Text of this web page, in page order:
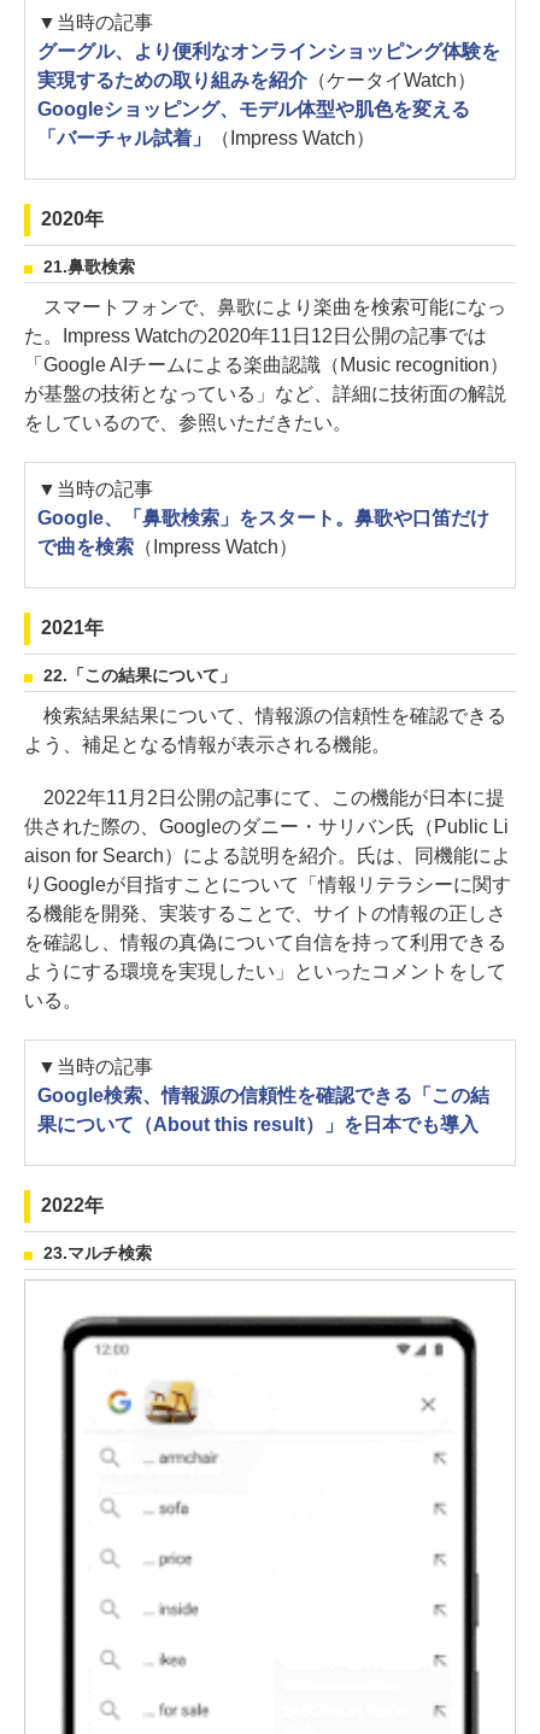
▼当時の記事
グーグル、より便利なオンラインショッピング体験を
実現するための取り組みを紹介（ケータイWatch）
Googleショッピング、モデル体型や肌色を変える
「バーチャル試着」
（Impress Watch）
2020年
21.鼻歌検索
スマートフォンで、鼻歌により楽曲を検索可能になっ
た。Impress Watchの2020年11日12日公開の記事では
「Google AIチームによる楽曲認識（Music recognition）
が基盤の技術となっている」など、詳細に技術面の解説
をしているので、参照いただきたい。
▼当時の記事
Google、「鼻歌検索」をスタート。鼻歌や口笛だけ
で曲を検索（Impress Watch）
2021年
22.「この結果について」
検索結果結果について、情報源の信頼性を確認できる
よう、補足となる情報が表示される機能。
2022年11月2日公開の記事にて、この機能が日本に提
供された際の、Googleのダニー・サリバン氏（Public Li
aison for Search）による説明を紹介。氏は、同機能によ
りGoogleが目指すことについて「情報リテラシーに関す
る機能を開発、実装することで、サイトの情報の正しさ
を確認し、情報の真偽について自信を持って利用できる
ようにする環境を実現したい」といったコメントをして
いる。
▼当時の記事
Google検索、情報源の信頼性を確認できる「この結
果について（About this result）」を日本でも導入
2022年
23.マルチ検索